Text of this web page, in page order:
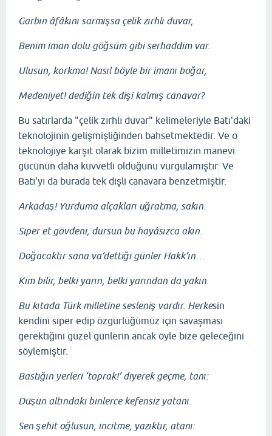
Garbın âfâkını sarmışsa çelik zırhlı duvar,
Benim iman dolu göğsüm gibi serhaddim var.
Ulusun, korkma! Nasıl böyle bir imanı boğar,
Medeniyet! dediğin tek dişi kalmış canavar?
Bu satırlarda "çelik zırhlı duvar" kelimeleriyle Batı'daki
teknolojinin gelişmişliğinden bahsetmektedir. Ve o
teknolojiye karşıt olarak bizim milletimizin manevi
gücünün daha kuvvetli olduğunu vurgulamıştır. Ve
Batı'yı da burada tek dişli canavara benzetmiştir.
Arkadaş! Yurduma alçakları uğratma, sakın.
Siper et gövdeni, dursun bu hayâsızca akın.
Doğacaktır sana va’dettiği günler Hakk’ın…
Kim bilir, belki yarın, belki yarından da yakın.
Bu kıtada Türk milletine sesleniş vardır. Herkesin
kendini siper edip özgürlüğümüz için savaşması
gerektiğini güzel günlerin ancak öyle bize geleceğini
söylemiştir.
Bastığın yerleri ‘toprak!’ diyerek geçme, tanı:
Düşün altındaki binlerce kefensiz yatanı.
Sen şehit oğlusun, incitme, yazıktır, atanı: